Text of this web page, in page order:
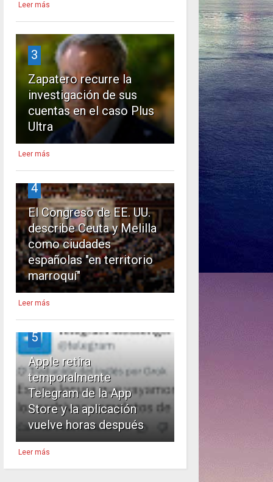
Leer más
3
Zapatero recurre la
investigación de sus
cuentas en el caso Plus
Ultra
Leer más
4
El Congreso de EE. UU.
describe Ceuta y Melilla
como ciudades
españolas "en territorio
marroquí"
Leer más
5
Apple retira
temporalmente
Telegram de la App
Store y la aplicación
vuelve horas después
Leer más